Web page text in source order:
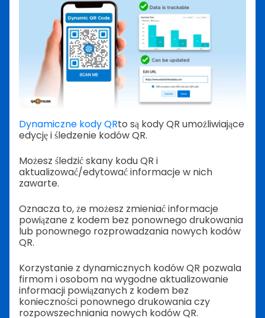
Dynamiczne kody QRto są kody QR umożliwiające
edycję i śledzenie kodów QR.
Możesz śledzić skany kodu QR i
aktualizować/edytować informacje w nich
zawarte.
Oznacza to, że możesz zmieniać informacje
powiązane z kodem bez ponownego drukowania
lub ponownego rozprowadzania nowych kodów
QR.
Korzystanie z dynamicznych kodów QR pozwala
firmom i osobom na wygodne aktualizowanie
informacji powiązanych z kodem bez
konieczności ponownego drukowania czy
rozpowszechniania nowych kodów QR.